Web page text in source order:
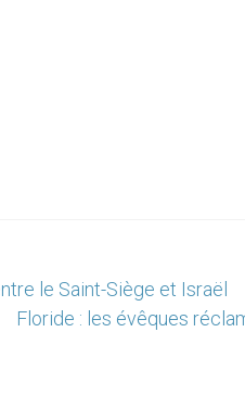
le Saint-Siège et Israël
Floride : les évêques